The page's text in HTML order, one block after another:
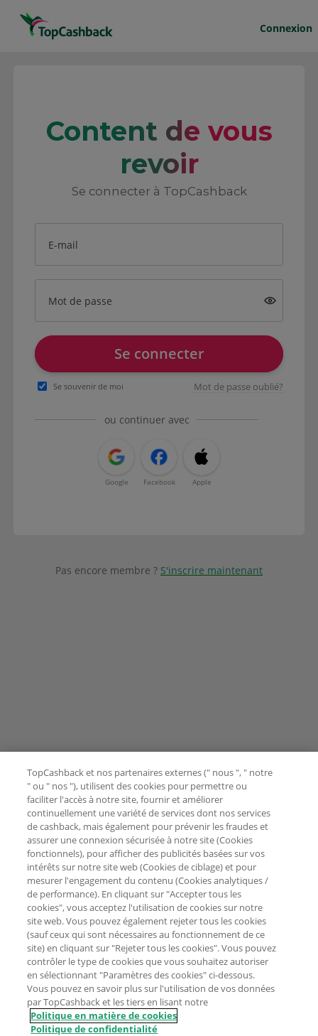
Connexion
Content de vous
revoir
Se connecter à TopCashback
E-mail
Mot de passe
Se connecter
Se souvenir de moi Mot de passe oublié?
ou continuer avec
Google Facebook Apple
Pas encore membre ? S'inscrire maintenant
TopCashback et nos partenaires externes (" nous ", " notre
" ou " nos "), utilisent des cookies pour permettre ou
faciliter l'accès à notre site, fournir et améliorer
continuellement une variété de services dont nos services
de cashback, mais également pour prévenir les fraudes et
assurer une connexion sécurisée à notre site (Cookies
fonctionnels), pour afficher des publicités basées sur vos
intérêts sur notre site web (Cookies de ciblage) et pour
mesurer l'engagement du contenu (Cookies analytiques /
de performance). En cliquant sur "Accepter tous les
cookies", vous acceptez l'utilisation de cookies sur notre
site web. Vous pouvez également rejeter tous les cookies
(sauf ceux qui sont nécessaires au fonctionnement de ce
site) en cliquant sur "Rejeter tous les cookies". Vous pouvez
contrôler le type de cookies que vous souhaitez autoriser
en sélectionnant "Paramètres des cookies" ci-dessous.
Vous pouvez en savoir plus sur l'utilisation de vos données
par TopCashback et les tiers en lisant notre
Politique en matière de cookies
Politique de confidentialité